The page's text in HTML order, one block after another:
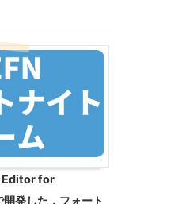
Editor for
発した，フォート